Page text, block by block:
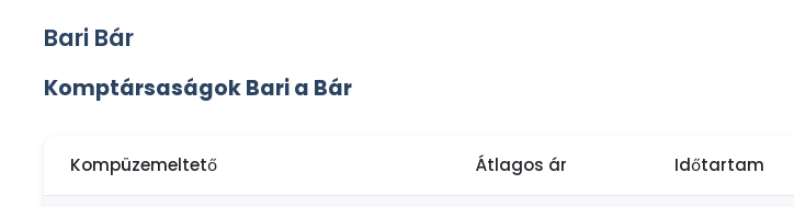
Bari Bár
Komptársaságok Bari a Bár
Kompüzemeltető Átlagos ár Időtartam